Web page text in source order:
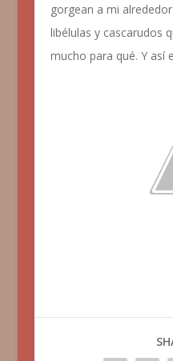
gorgean a mi
libélulas y cascarudos
mucho para qué. Y así